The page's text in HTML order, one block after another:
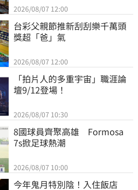
2026/08/07 12:00
台彩父親節推新刮刮樂千萬頭
獎超「爸」氣
2026/08/07 12:00
「拍片人的多重宇宙」職涯論
壇9/12登場！
2026/08/07 10:30
8國球員齊聚高雄　Formosa
7s掀足球熱潮
2026/08/07 10:00
今年鬼月特別陰！入住飯店